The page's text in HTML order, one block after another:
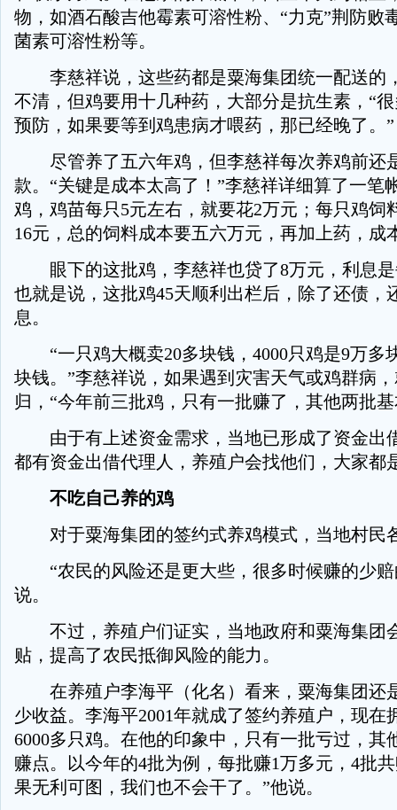
物，如酒石酸吉他霉素可溶性粉、“力克”荆防败
菌素可溶性粉等。
李慈祥说，这些药都是粟海集团统一配送的
不清，但鸡要用十几种药，大部分是抗生素，“
预防，如果要等到鸡患病才喂药，那已经晚了。”
尽管养了五六年鸡，但李慈祥每次养鸡前还
款。“关键是成本太高了！”李慈祥详细算了一笔
鸡，鸡苗每只5元左右，就要花2万元；每只鸡饲
16元，总的饲料成本要五六万元，再加上药，成
眼下的这批鸡，李慈祥也贷了8万元，利息是
也就是说，这批鸡45天顺利出栏后，除了还债，
息。
“一只鸡大概卖20多块钱，4000只鸡是9万多
块钱。”李慈祥说，如果遇到灾害天气或鸡群病
归，“今年前三批鸡，只有一批赚了，其他两批
由于有上述资金需求，当地已形成了资金出
都有资金出借代理人，养殖户会找他们，大家都
不吃自己养的鸡
对于粟海集团的签约式养鸡模式，当地村民
“农民的风险还是更大些，很多时候赚的少赔
说。
不过，养殖户们证实，当地政府和粟海集团
贴，提高了农民抵御风险的能力。
在养殖户李海平（化名）看来，粟海集团还
少收益。李海平2001年就成了签约养殖户，现在
6000多只鸡。在他的印象中，只有一批亏过，其
赚点。以今年的4批为例，每批赚1万多元，4批
果无利可图，我们也不会干了。”他说。